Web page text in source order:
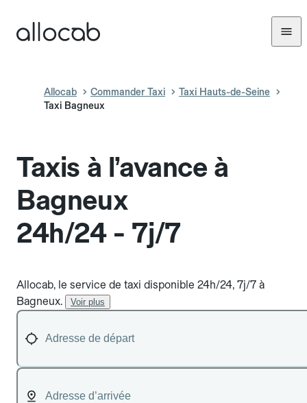
Allocab Commander Taxi
Taxi Hauts-de-Seine
Taxi Bagneux
Taxis à l’avance à
Bagneux
24h/24 - 7j/7
Allocab, le service de taxi disponible 24h/24, 7j/7 à
Bagneux.
Voir plus